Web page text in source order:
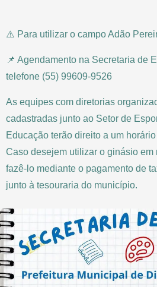
⚠️ Para utilizar o campo Adão
📌 Agendamento na Secretaria de
telefone (55) 99609-9526
As equipes com diretorias
cadastradas junto ao Setor de
Educação terão direito a um
Caso desejem utilizar o ginásio em
fazê-lo mediante o pagamento de
junto à tesouraria do município.